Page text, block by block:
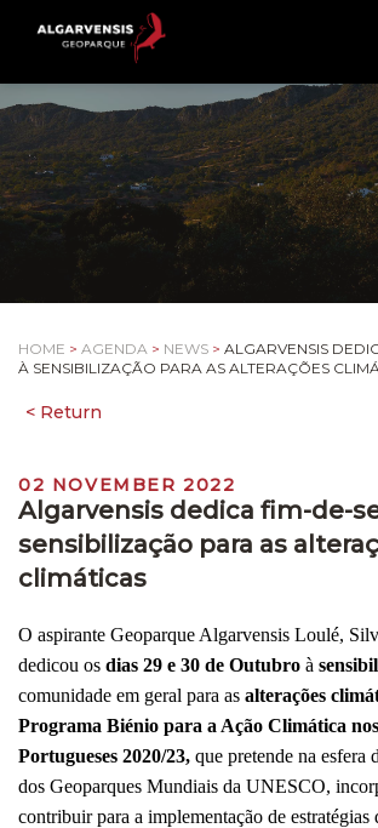
HOME > AGENDA > NEWS > ALGARVENSIS
À SENSIBILIZAÇÃO PARA AS ALTERAÇÕES
02 NOVEMBER 2022
Algarvensis dedica fim-de-
sensibilização para as
climáticas
O aspirante Geoparque Algarvensis Loulé,
dedicou os dias 29 e 30 de Outubro à
comunidade em geral para as alterações
Programa Biénio para a Ação Climática
Portugueses 2020/23, que pretende na esfera
dos Geoparques Mundiais da UNESCO,
contribuir para a implementação de estratégias